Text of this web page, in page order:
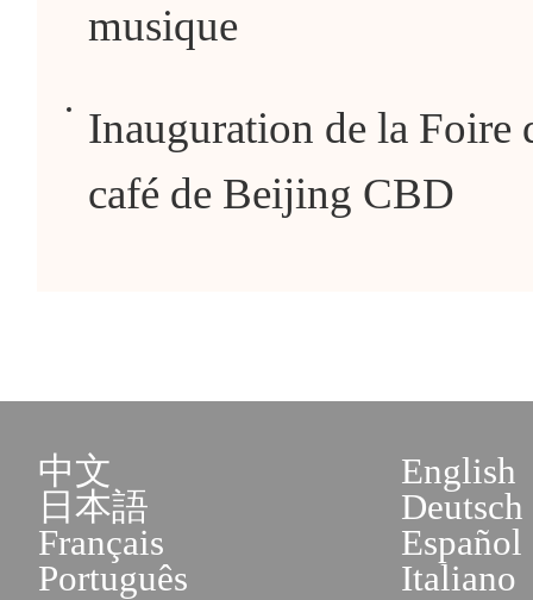
musique
Inauguration de la Foire
café de Beijing CBD
中文
English
日本語
Deutsch
Français
Español
Português
Italiano